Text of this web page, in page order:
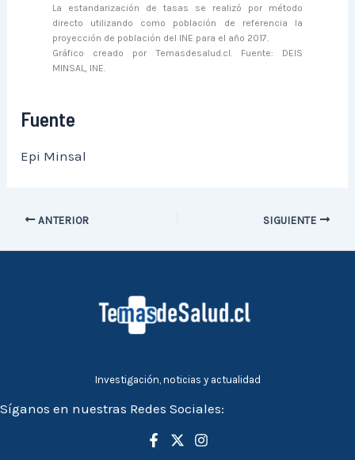
La estandarización de tasas se realizó por método
directo utilizando como población de referencia la
proyección de población del INE para el año 2017.
Gráfico creado por Temasdesalud.cl. Fuente: DEIS
MINSAL, INE.
Fuente
Epi Minsal
ANTERIOR SIGUIENTE
Investigación, noticias y actualidad
Síganos en nuestras Redes Sociales: